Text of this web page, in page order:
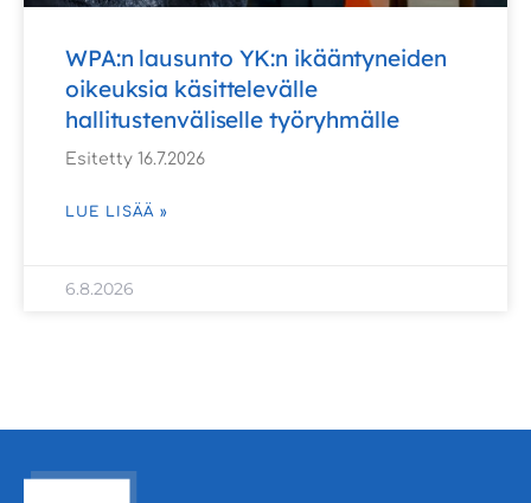
WPA:n lausunto YK:n ikääntyneiden
oikeuksia käsittelevälle
hallitustenväliselle työryhmälle
Esitetty 16.7.2026
LUE LISÄÄ »
6.8.2026